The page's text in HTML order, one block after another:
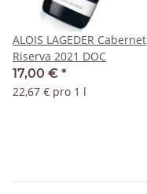
ALOIS LAGEDER Cabernet
Riserva 2021 DOC
17,00 € *
22,67 € pro 1 l